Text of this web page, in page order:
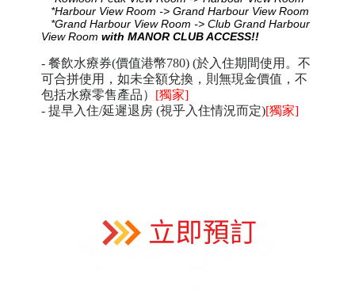
*Harbour View Room -> Grand Harbour View Room
*Grand Harbour View Room -> Club Grand Harbour
View Roomwith MANOR CLUB ACCESS!!
- 餐飲水療券(價值港幣780) (於入住期間使用。不
可合拼使用，如未全額兌換，則無現金價值，不
包括水療零售產品） [獨家]
- 提早入住/延遲退房 (視乎入住情況而定)[獨家]